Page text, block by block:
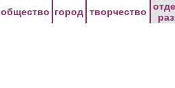
общество город творчество